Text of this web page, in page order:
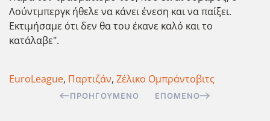
Λούντμπεργκ ήθελε να κάνει ένεση και να παίξει.
Εκτιμήσαμε ότι δεν θα του έκανε καλό και το
κατάλαβε".
EuroLeague, Παρτιζάν, Ζέλικο Ομπράντοβιτς
ΠΡΟΗΓΟΎΜΕΝΟ ΕΠΌΜΕΝΟ